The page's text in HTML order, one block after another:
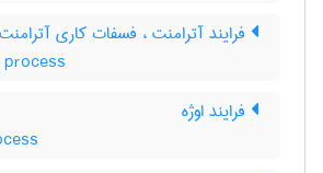
فرایند آترامنت ، فسفات کاری آترامنت
فرایند اوژه